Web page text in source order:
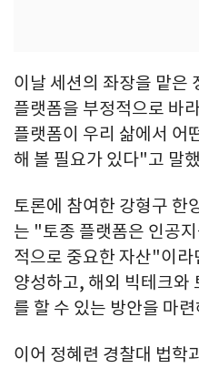
이날 세션의 좌장을 맡은
플랫폼을 부정적으로 바
플랫폼이 우리 삶에서 어
해 볼 필요가 있다"고 말
토론에 참여한 강형구 한
는 "토종 플랫폼은 인공
적으로 중요한 자산"이
양성하고, 해외 빅테크와
를 할 수 있는 방안을 마
이어 정혜련 경찰대 법학